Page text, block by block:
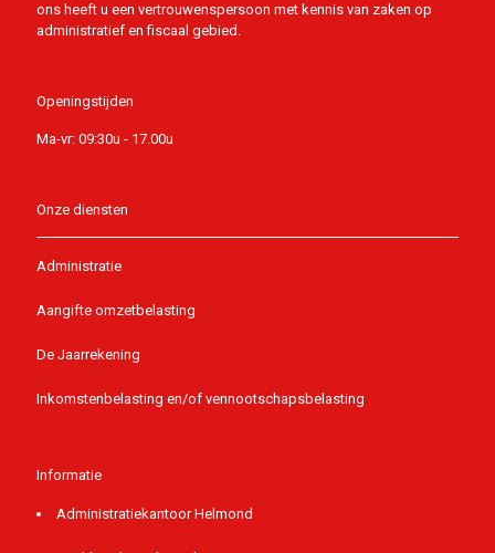
ons heeft u een vertrouwenspersoon met kennis van zaken op
administratief en fiscaal gebied.
Openingstijden
Ma-vr: 09:30u - 17.00u
Onze diensten
Administratie
Aangifte omzetbelasting
De Jaarrekening
Inkomstenbelasting en/of vennootschapsbelasting
Informatie
Administratiekantoor Helmond